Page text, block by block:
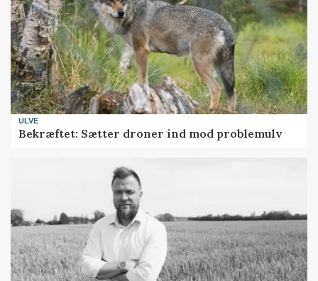
ULVE
Bekræftet: Sætter droner ind mod problemulv